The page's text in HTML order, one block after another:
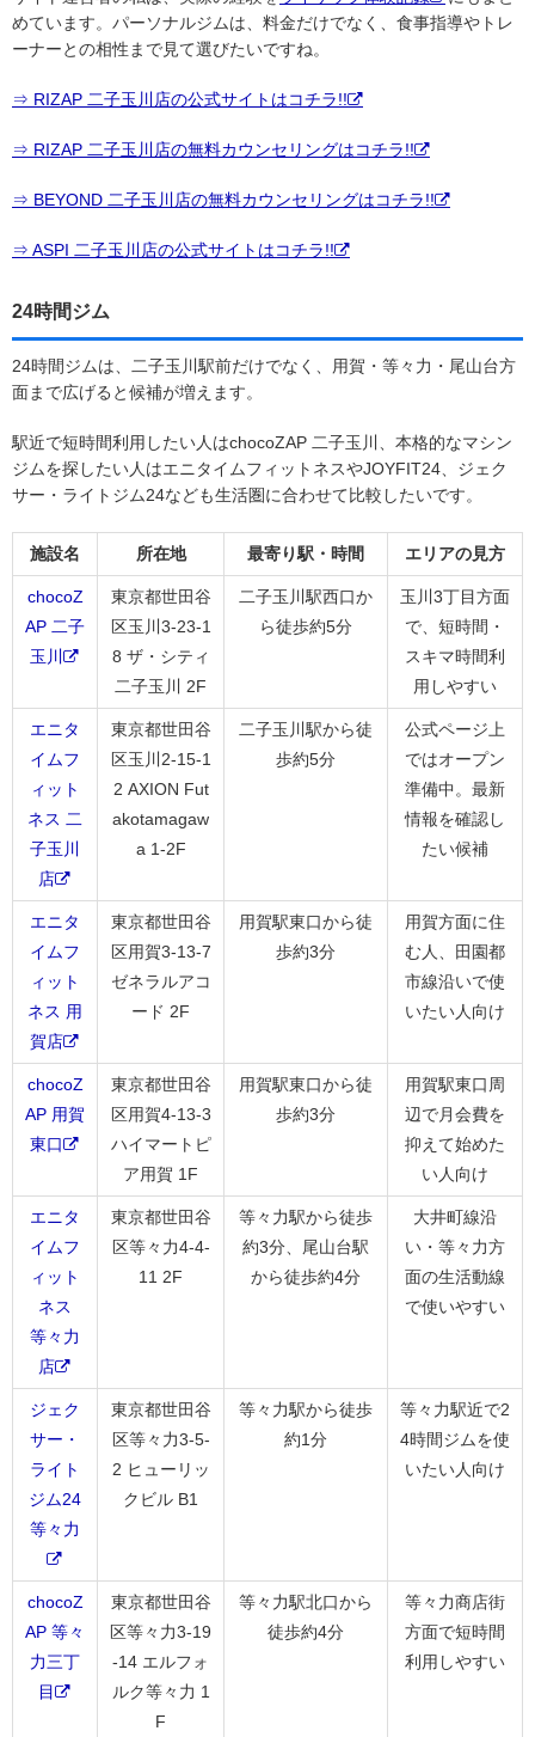
めています。パーソナルジムは、料金だけでなく、食事指導やトレ
ーナーとの相性まで見て選びたいですね。
⇒ RIZAP 二子玉川店の公式サイトはコチラ!!
⇒ RIZAP 二子玉川店の無料カウンセリングはコチラ!!
⇒ BEYOND 二子玉川店の無料カウンセリングはコチラ!!
⇒ ASPI 二子玉川店の公式サイトはコチラ!!
24時間ジム
24時間ジムは、二子玉川駅前だけでなく、用賀・等々力・尾山台方
面まで広げると候補が増えます。
駅近で短時間利用したい人はchocoZAP 二子玉川、本格的なマシン
ジムを探したい人はエニタイムフィットネスやJOYFIT24、ジェク
サー・ライトジム24なども生活圏に合わせて比較したいです。
施設名 所在地 最寄り駅・時間 エリアの見方
chocoZ
AP 二子
玉川
東京都世田谷
区玉川3-23-1
8 ザ・シティ
二子玉川 2F
二子玉川駅西口か
ら徒歩約5分
玉川3丁目方面
で、短時間・
スキマ時間利
用しやすい
エニタ
イムフ
ィット
ネス 二
子玉川
店
東京都世田谷
区玉川2-15-1
2 AXION Fut
akotamagaw
a 1-2F
二子玉川駅から徒
歩約5分
公式ページ上
ではオープン
準備中。最新
情報を確認し
たい候補
エニタ
イムフ
ィット
ネス 用
賀店
東京都世田谷
区用賀3-13-7
ゼネラルアコ
ード 2F
用賀駅東口から徒
歩約3分
用賀方面に住
む人、田園都
市線沿いで使
いたい人向け
chocoZ
AP 用賀
東口
東京都世田谷
区用賀4-13-3
ハイマートピ
ア用賀 1F
用賀駅東口から徒
歩約3分
用賀駅東口周
辺で月会費を
抑えて始めた
い人向け
エニタ
イムフ
ィット
ネス
等々力
店
東京都世田谷
区等々力4-4-
11 2F
等々力駅から徒歩
約3分、尾山台駅
から徒歩約4分
大井町線沿
い・等々力方
面の生活動線
で使いやすい
ジェク
サー・
ライト
ジム24
等々力
東京都世田谷
区等々力3-5-
2 ヒューリッ
クビル B1
等々力駅から徒歩
約1分
等々力駅近で2
4時間ジムを使
いたい人向け
chocoZ
AP 等々
力三丁
目
東京都世田谷
区等々力3-19
-14 エルフォ
ルク等々力 1
F
等々力駅北口から
徒歩約4分
等々力商店街
方面で短時間
利用しやすい